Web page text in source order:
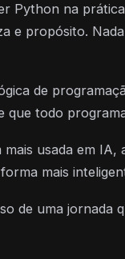
Python na
e propósito.
de
que todo
usada em
mais
de uma jornada